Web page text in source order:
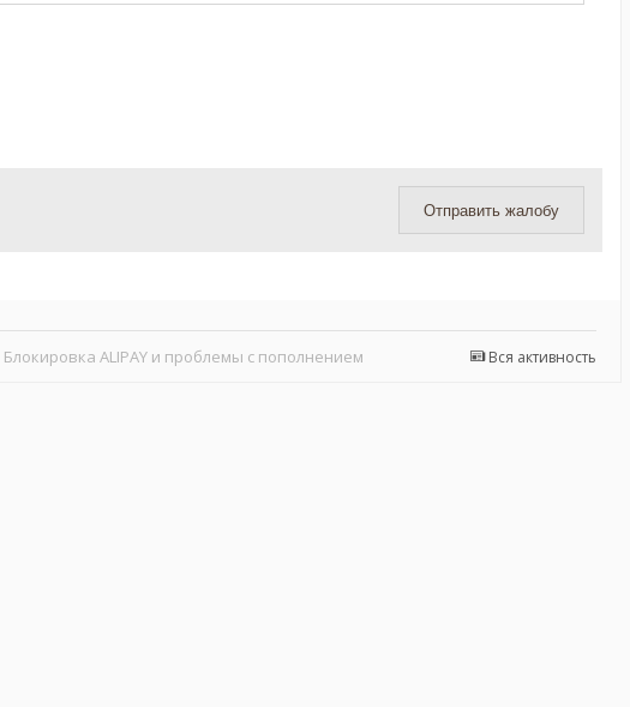
Отправить жалобу
Вся активность
Блокировка ALIPAY и проблемы с пополнением